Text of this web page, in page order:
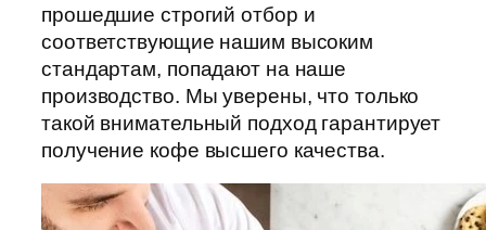
прошедшие строгий отбор и
соответствующие нашим высоким
стандартам, попадают на наше
производство. Мы уверены, что только
такой внимательный подход гарантирует
получение кофе высшего качества.